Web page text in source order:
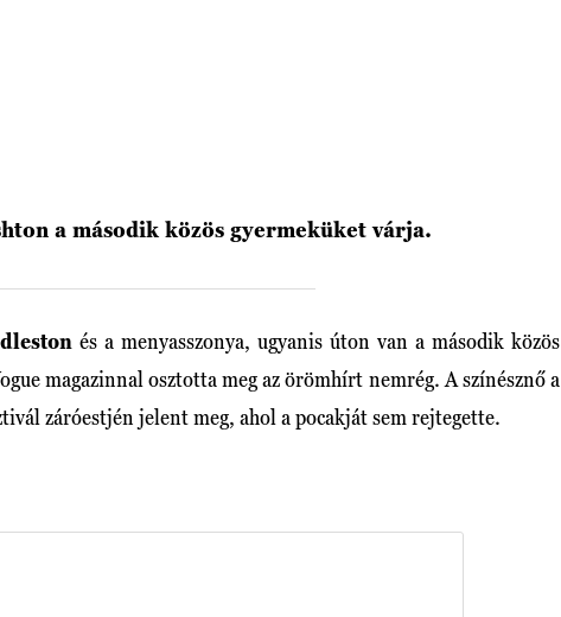
a második közös gyermeküket várja.
és a menyasszonya, ugyanis úton van a második közös
magazinnal osztotta meg az örömhírt nemrég. A színésznő a
záróestjén jelent meg, ahol a pocakját sem rejtegette.